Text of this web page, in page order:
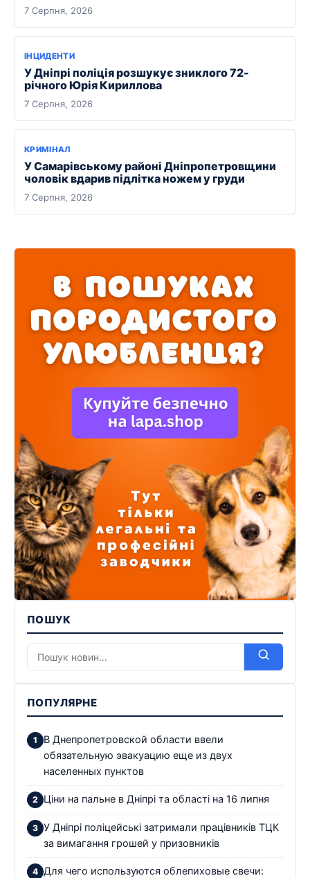
7 Серпня, 2026
ІНЦИДЕНТИ
У Дніпрі поліція розшукує зниклого 72-
річного Юрія Кириллова
7 Серпня, 2026
КРИМІНАЛ
У Самарівському районі Дніпропетровщини
чоловік вдарив підлітка ножем у груди
7 Серпня, 2026
ПОШУК
ПОПУЛЯРНЕ
В Днепропетровской области ввели
обязательную эвакуацию еще из двух
населенных пунктов
Ціни на пальне в Дніпрі та області на 16 липня
У Дніпрі поліцейські затримали працівників ТЦК
за вимагання грошей у призовників
Для чего используются облепиховые свечи: